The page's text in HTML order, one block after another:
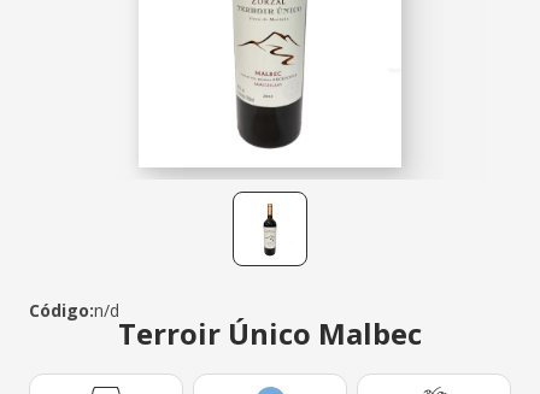
Código:n/d
Terroir Único Malbec